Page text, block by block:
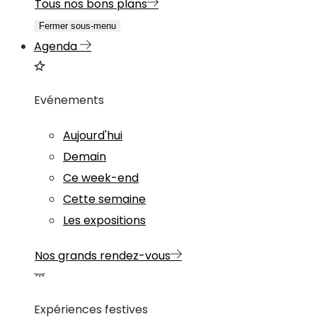
Tous nos bons plans
Fermer sous-menu
Agenda
Evénements
Aujourd'hui
Demain
Ce week-end
Cette semaine
Les expositions
Nos grands rendez-vous
Expériences festives